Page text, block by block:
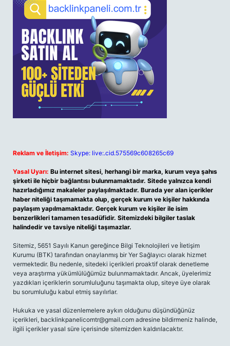
Reklam ve İletişim: Skype: live:.cid.575569c608265c69
Yasal Uyarı: Bu internet sitesi, herhangi bir marka, kurum veya şahıs
şirketi ile hiçbir bağlantısı bulunmamaktadır. Sitede yalnızca kendi
hazırladığımız makaleler paylaşılmaktadır. Burada yer alan içerikler
haber niteliği taşımamakta olup, gerçek kurum ve kişiler hakkında
paylaşım yapılmamaktadır. Gerçek kurum ve kişiler ile isim
benzerlikleri tamamen tesadüfidir. Sitemizdeki bilgiler taslak
halindedir ve tavsiye niteliği taşımazlar.
Sitemiz, 5651 Sayılı Kanun gereğince Bilgi Teknolojileri ve İletişim
Kurumu (BTK) tarafından onaylanmış bir Yer Sağlayıcı olarak hizmet
vermektedir. Bu nedenle, sitedeki içerikleri proaktif olarak denetleme
veya araştırma yükümlülüğümüz bulunmamaktadır. Ancak, üyelerimiz
yazdıkları içeriklerin sorumluluğunu taşımakta olup, siteye üye olarak
bu sorumluluğu kabul etmiş sayılırlar.
Hukuka ve yasal düzenlemelere aykırı olduğunu düşündüğünüz
içerikleri, backlinkpanelicomtr@gmail.com adresine bildirmeniz halinde,
ilgili içerikler yasal süre içerisinde sitemizden kaldırılacaktır.